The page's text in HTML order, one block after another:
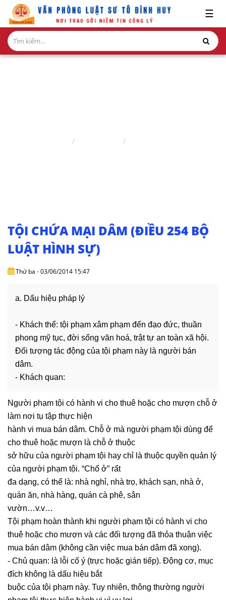
GIỚI
THIỆU
DỊCH
VỤ
VĂN
BẢN
THỦ
LIÊN
HỆ
☰
TỘI CHỨA MẠI DÂM (ĐIỀU 254 BỘ
LUẬT HÌNH SỰ)
Thứ ba - 03/06/2014 15:47
a. Dấu hiệu pháp lý
- Khách thể: tội phạm xâm phạm đến đạo đức, thuần
phong mỹ tục, đời sống văn hoá, trật tự an toàn xã hội.
Đối tượng tác động của tội phạm này là người bán
dâm.
- Khách quan:
Người phạm tội có hành vi cho thuê hoặc cho mượn chỗ ở
làm nơi tụ tập thực hiện
hành vi mua bán dâm. Chỗ ở mà người phạm tội dùng để
cho thuê hoặc mượn là chỗ ở thuộc
sở hữu của người phạm tội hay chỉ là thuộc quyền quản lý
của người phạm tội. “Chổ ở” rất
đa dạng, có thể là: nhà nghỉ, nhà trọ, khách sạn, nhà ở,
quán ăn, nhà hàng, quán cà phê, sân
vườn…v.v…
Tội phạm hoàn thành khi người phạm tội có hành vi cho
thuê hoặc cho mượn và các đối tượng đã thỏa thuận việc
mua bán dâm (không cần việc mua bán dâm đã xong).
- Chủ quan: là lỗi cố ý (trực hoặc gián tiếp). Động cơ, mục
đích không là dấu hiệu bắt
buộc của tội phạm này. Tuy nhiên, thông thường người